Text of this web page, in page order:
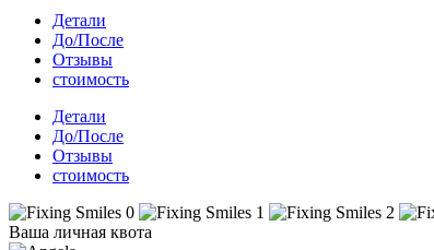
Детали
До/После
Отзывы
стоимость
Детали
До/После
Отзывы
стоимость
Ваша личная квота